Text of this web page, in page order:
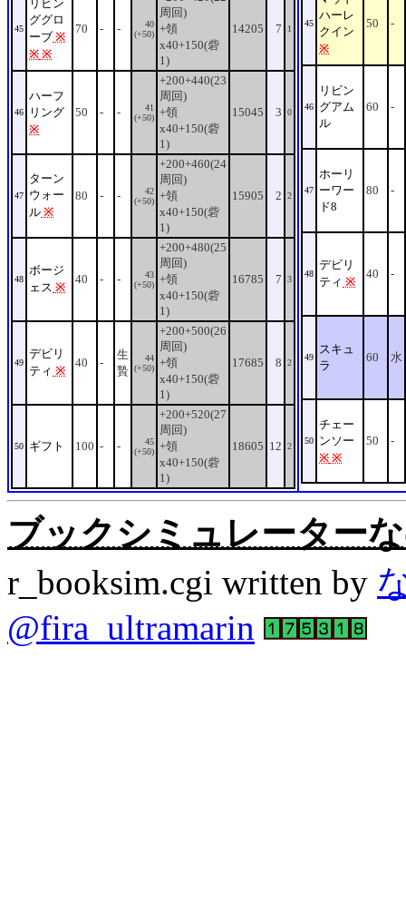
45
リビン
ググロ
ーブ ※
※ ※
70 - -
40
(+50)
周回)
+領
x40+150(砦
1)
14205 7 1
46
ハーフ
リング
※
50 - -
41
(+50)
+200+440(23
周回)
+領
x40+150(砦
1)
15045 3 0
47
ターン
ウォー
ル ※
80 - -
42
(+50)
+200+460(24
周回)
+領
x40+150(砦
1)
15905 2 2
48
ボージ
ェス ※
40 - -
43
(+50)
+200+480(25
周回)
+領
x40+150(砦
1)
16785 7 3
49
デビリ
ティ ※
40 -
生
贄
44
(+50)
+200+500(26
周回)
+領
x40+150(砦
1)
17685 8 2
50 ギフト 100 - -
45
(+50)
+200+520(27
周回)
+領
x40+150(砦
1)
18605 12 2
45
ハーレ
クイン
※
50 -
46
リビン
グアム
ル
60 -
47
ホーリ
ーワー
ド8
80 -
48
デビリ
ティ ※
40 -
49
スキュ
ラ
60 水
50
チェー
ンソー
※ ※
50 -
ブックシミュレーター
r_booksim.cgi written by
@fira_ultramarin